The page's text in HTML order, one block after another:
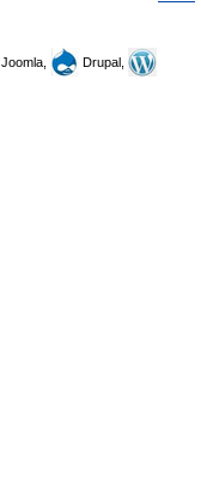
Joomla,
Drupal,